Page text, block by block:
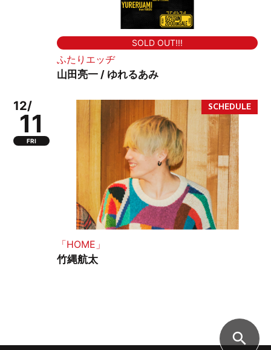
SOLD OUT!!!
ふたりエッヂ
山田亮一 / ゆれるあみ
12/
11
FRI
「HOME」
竹縄航太
search